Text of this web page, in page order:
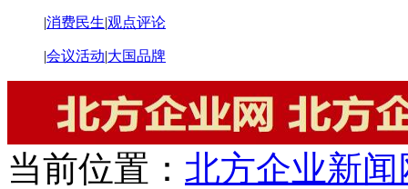
|消费民生|观点评论
|会议活动|大国品牌
当前位置： 北方企业新闻